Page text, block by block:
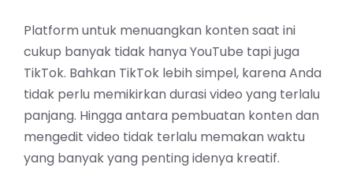
Platform untuk menuangkan konten saat ini
cukup banyak tidak hanya YouTube tapi juga
TikTok. Bahkan TikTok lebih simpel, karena Anda
tidak perlu memikirkan durasi video yang terlalu
panjang. Hingga antara pembuatan konten dan
mengedit video tidak terlalu memakan waktu
yang banyak yang penting idenya kreatif.